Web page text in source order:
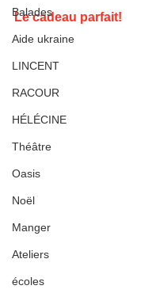
Balades
Aide ukraine
LINCENT
RACOUR
HÉLÉCINE
Théâtre
Oasis
Noël
Manger
Ateliers
écoles
Le cadeau parfait!